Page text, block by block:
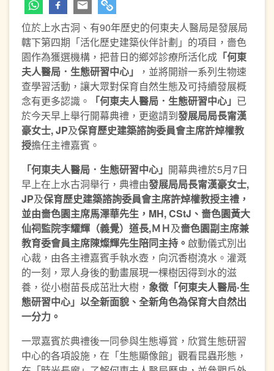
位於上水古洞、有90年歷史的何東夫人醫局是發展局
轄下第四期「活化歷史建築伙伴計劃」的項目，嗇色
園作為獲選機構，把昔日的鄉郊診療所活化成 「何東
夫人醫局．生態研習中心」
，並將開辦一系列生物速
查學習活動，讓大眾對保育自然生態及可持續發展概
念有更多認識。
「何東夫人醫局．生態研習中心」 已
於今天早上舉行開幕典禮，更邀請到發展局局長甯漢
豪女士, JP及保育歷史建築諮詢委員會主席許焯權教
授擔任主禮嘉賓。
「何東夫人醫局．生態研習中心」 開幕典禮於5月7日
早上在上水古洞舉行，典禮由發展局局長甯漢豪女士,
JP及保育歷史建築諮詢委員會主席許焯權教授主禮，
並由嗇色園主席馬澤華先生， MH, CStJ 、嗇色園黃大
仙祠監院李耀輝（義覺）道長,ＭＨ及嗇色園副主席兼
教育委會員主席陳燦輝先生陪同主持。 啟動儀式別出
心裁，由各主禮嘉賓手執水壺，向沉香樹澆水。灌溉
的一刻，眾人身後的動畫展現一棵樹因得到水的滋
養，從小樹苗長成茁壯大樹， 象徵 「何東夫人醫局‧生
態研習中心」以全新面貌、全新角色為保育大自然出
一分力。
一眾嘉賓於典禮後一同參與生態導賞，欣賞生態研習
中心的各項設施，在「生態顯像館」觀看昆蟲形態，